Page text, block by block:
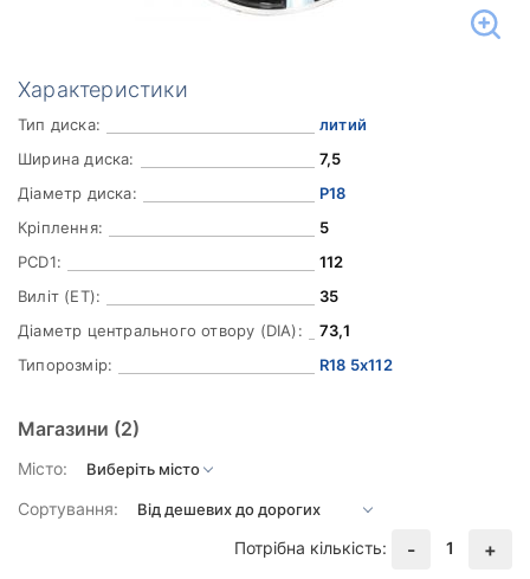
Характеристики
Тип диска:
литий
Ширина диска:
7,5
Діаметр диска:
Р18
Кріплення:
5
PCD1:
112
Виліт (ET):
35
Діаметр центрального отвору (DIA):
73,1
Типорозмір:
R18 5x112
Магазини (2)
Місто:
Сортування:
Потрібна кількість:
- 1 +